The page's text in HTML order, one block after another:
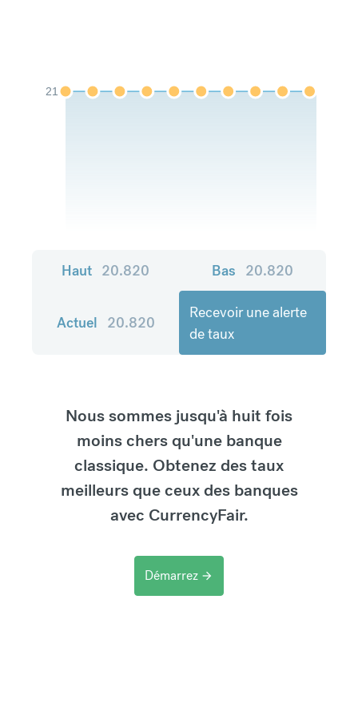
21
Haut 20.820 Bas 20.820
Actuel 20.820
Recevoir une alerte
de taux
Nous sommes jusqu'à huit fois
moins chers qu'une banque
classique. Obtenez des taux
meilleurs que ceux des banques
avec CurrencyFair.
Démarrez arrow_forward